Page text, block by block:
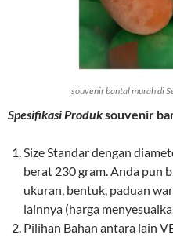
souvenir bantal murah di
Spesifikasi Produksouvenir
Size Standar dengan
berat 230 gram. Anda pun
ukuran, bentuk, paduan
lainnya (harga
Pilihan Bahan antara lain